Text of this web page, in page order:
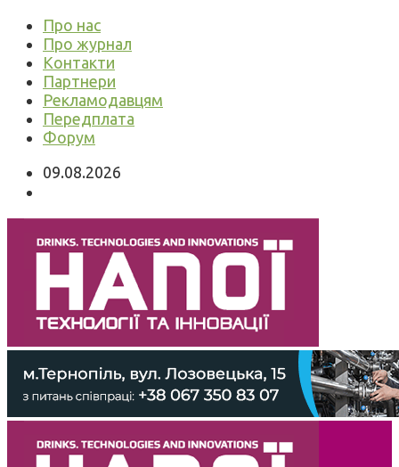
Про нас
Про журнал
Контакти
Партнери
Рекламодавцям
Передплата
Форум
09.08.2026